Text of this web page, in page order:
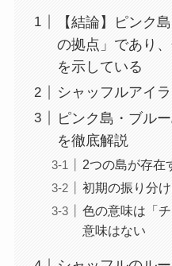
【結論】ピンク
の拠点」であり
を示している
シャッフルアイ
ピンク島・ブル
を徹底解説
2つの島が存在
初期の振り分
色の意味は「
意味はない